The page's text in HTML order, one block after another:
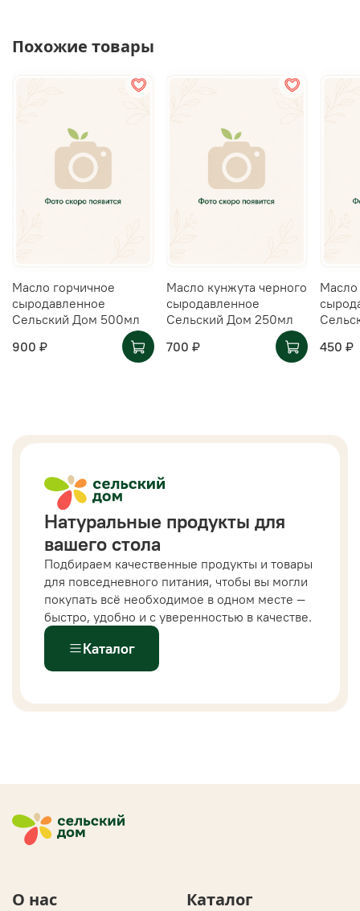
Похожие товары
Масло горчичное
сыродавленное
Сельский Дом 500мл
900 ₽
Масло кунжута черного
сыродавленное
Сельский Дом 250мл
700 ₽
Масло
450 ₽
Натуральные продукты для
вашего стола
Подбираем качественные продукты и товары
для повседневного питания, чтобы вы могли
покупать всё необходимое в одном месте —
быстро, удобно и с уверенностью в качестве.
Каталог
О нас Каталог